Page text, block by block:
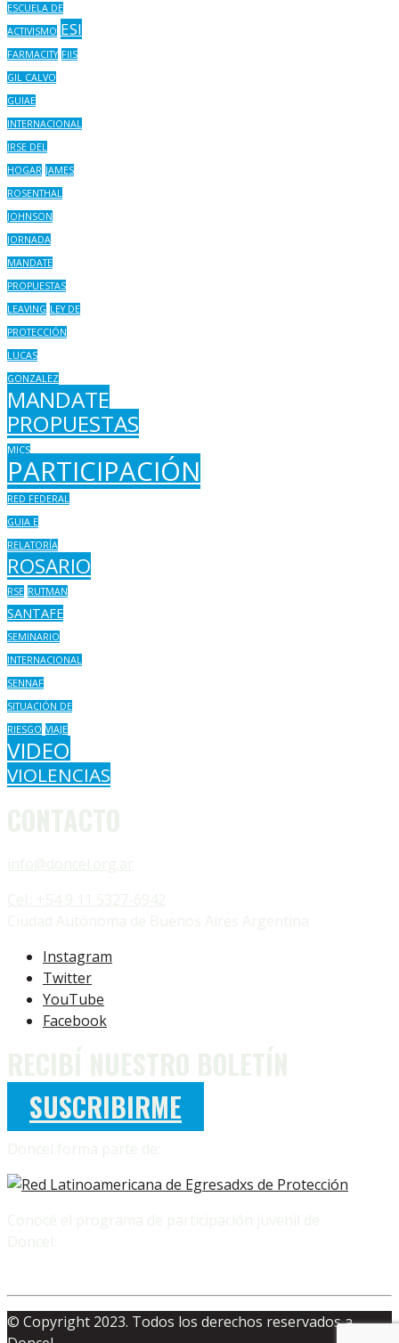
ESCUELA DE
ACTIVISMO ESI
FARMACITY FIIS
GIL CALVO
GUIAE
INTERNACIONAL
IRSE DEL
HOGAR JAMES
ROSENTHAL
JOHNSON
JORNADA
MANDATE
PROPUESTAS
LEAVING LEY DE
PROTECCIÓN
LUCAS
GONZALEZ
MANDATE
PROPUESTAS
MICS
PARTICIPACIÓN
RED FEDERAL
GUIA E
RELATORÍA
ROSARIO
RSE RUTMAN
SANTAFE
SEMINARIO
INTERNACIONAL
SENNAF
SITUACIÓN DE
RIESGO VIAJE
VIDEO
VIOLENCIAS
Instagram
Twitter
YouTube
Facebook
SUSCRIBIRME
© Copyright 2023. Todos los derechos reservados a